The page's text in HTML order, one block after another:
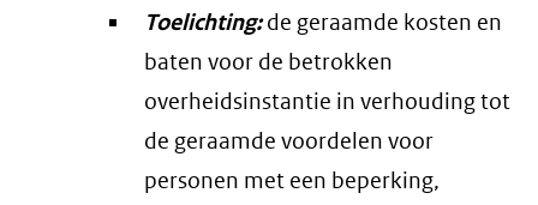
Toelichting:de geraamde kosten en
baten voor de betrokken
overheidsinstantie in verhouding tot
de geraamde voordelen voor
personen met een beperking,